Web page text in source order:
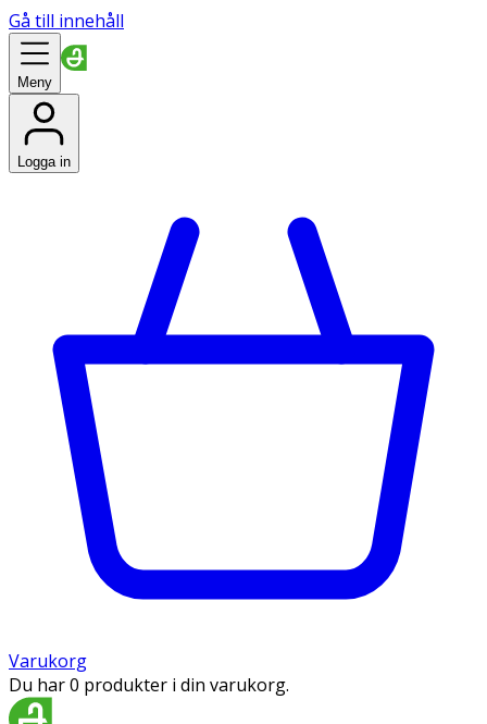
Gå till innehåll
Meny
Logga in
Varukorg
Du har 0 produkter i din varukorg.